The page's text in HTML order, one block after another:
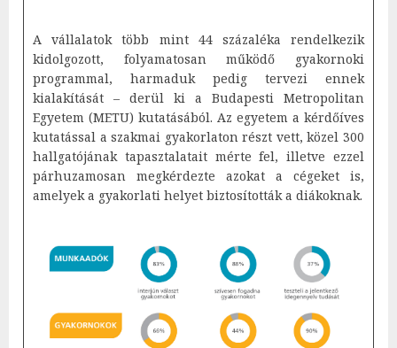
A vállalatok több mint 44 százaléka rendelkezik
kidolgozott, folyamatosan működő gyakornoki
programmal, harmaduk pedig tervezi ennek
kialakítását – derül ki a Budapesti Metropolitan
Egyetem (METU) kutatásából. Az egyetem a kérdőíves
kutatással a szakmai gyakorlaton részt vett, közel 300
hallgatójának tapasztalatait mérte fel, illetve ezzel
párhuzamosan megkérdezte azokat a cégeket is,
amelyek a gyakorlati helyet biztosították a diákoknak.